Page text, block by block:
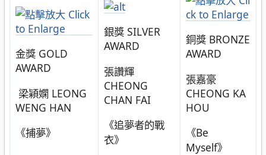
金獎 GOLD
AWARD
梁穎嫻 LEONG
WENG HAN
《捕夢》
銀獎 SILVER
AWARD
張讚輝
CHEONG
CHAN FAI
《追夢者的戰
衣》
銅獎 BRONZE
AWARD
張嘉豪
CHEONG KA
HOU
《Be
Myself》